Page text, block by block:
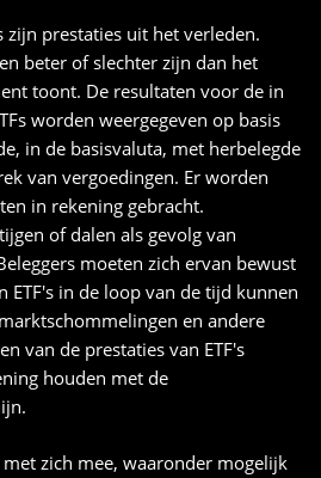
zijn prestaties uit het verleden.
beter of slechter zijn dan het
toont. De resultaten voor de in
worden weergegeven op basis
in de basisvaluta, met herbelegde
van vergoedingen. Er worden
in rekening gebracht.
of dalen als gevolg van
moeten zich ervan bewust
ETF's in de loop van de tijd kunnen
en andere
van de prestaties van ETF's
houden met de
zich mee, waaronder mogelijk